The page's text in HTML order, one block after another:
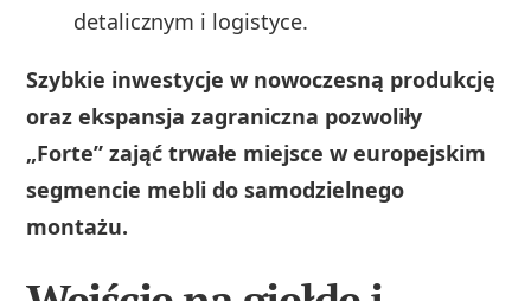
detalicznym i logistyce.
Szybkie inwestycje w nowoczesną produkcję
oraz ekspansja zagraniczna pozwoliły
„Forte” zająć trwałe miejsce w europejskim
segmencie mebli do samodzielnego
montażu.